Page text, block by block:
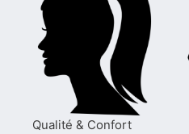
Qualité & Confort